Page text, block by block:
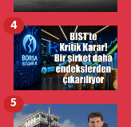
4
5